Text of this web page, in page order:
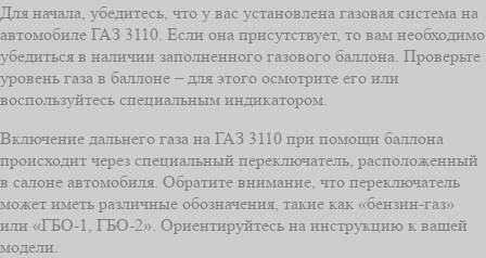
Для начала, убедитесь, что у вас установлена газовая система на
автомобиле ГАЗ 3110. Если она присутствует, то вам необходимо
убедиться в наличии заполненного газового баллона. Проверьте
уровень газа в баллоне – для этого осмотрите его или
воспользуйтесь специальным индикатором.
Включение дальнего газа на ГАЗ 3110 при помощи баллона
происходит через специальный переключатель, расположенный
в салоне автомобиля. Обратите внимание, что переключатель
может иметь различные обозначения, такие как «бензин-газ»
или «ГБО-1, ГБО-2». Ориентируйтесь на инструкцию к вашей
модели.